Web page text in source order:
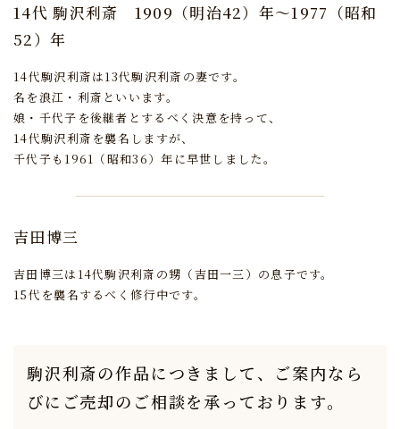
14代 駒沢利斎 1909（明治42）年～1977（昭和
52）年
14代駒沢利斎は13代駒沢利斎の妻です。
名を浪江・利斎といいます。
娘・千代子を後継者とするべく決意を持って、
14代駒沢利斎を襲名しますが、
千代子も1961（昭和36）年に早世しました。
吉田博三
吉田博三は14代駒沢利斎の甥（吉田一三）の息子です。
15代を襲名するべく修行中です。
駒沢利斎の作品につきまして、 ご案内なら
びにご売却のご相談を承っております。